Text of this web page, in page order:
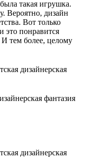
такая игрушка.
Вероятно, дизайн
Вот только
это понравится
И тем более, целому
фантазия